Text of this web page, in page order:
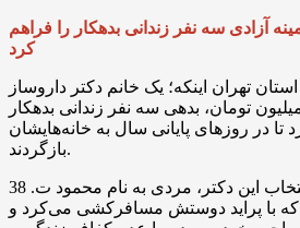
آزادی سه نفر زندانی بدهکار را فراهم
کرد
تهران اینکه؛ یک خانم دکتر داروساز
تومان، بدهی سه نفر زندانی بدهکار
تا در روزهای پایانی سال به خانه‌هایشان
بازگردند.
یکی از پرونده های انتخاب این دکتر، مردی به نام محمود ت. 38
که با پراید دوستش مسافرکشی می‌کرد و